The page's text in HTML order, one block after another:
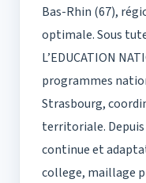
Bas-Rhin (67),
optimale. Sous
L’EDUCATION
programmes
Strasbourg,
territoriale.
continue et
college, maillage